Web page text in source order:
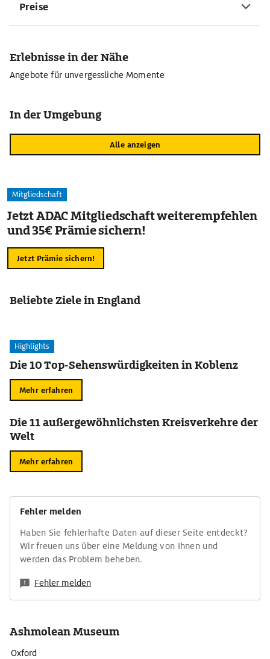
Preise
Erlebnisse in der Nähe
Angebote für unvergessliche Momente
In der Umgebung
Alle anzeigen
Mitgliedschaft
Jetzt ADAC Mitgliedschaft weiterempfehlen
und 35€ Prämie sichern!
Jetzt Prämie sichern!
Beliebte Ziele in England
Highlights
Die 10 Top-Sehenswürdigkeiten in Koblenz
Mehr erfahren
Die 11 außergewöhnlichsten Kreisverkehre der
Welt
Mehr erfahren
Fehler melden
Haben Sie fehlerhafte Daten auf dieser Seite entdeckt?
Wir freuen uns über eine Meldung von Ihnen und
werden das Problem beheben.
Fehler melden
Ashmolean Museum
Oxford